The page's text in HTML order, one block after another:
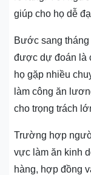
giúp cho họ dễ
Bước sang
được dự đoán là
họ gặp nhiều
làm công ăn
cho trọng trách
Trường hợp
vực làm ăn kinh
hàng, hợp đồng